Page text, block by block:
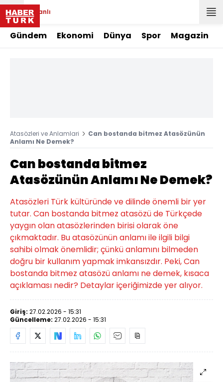
Canlı
Gündem Ekonomi Dünya Spor Magazin
Atasözleri ve Anlamlari
Can bostanda bitmez Atasözünün
Anlamı Ne Demek?
Can bostanda bitmez
Atasözünün Anlamı Ne Demek?
Atasözleri Türk kültüründe ve dilinde önemli bir yer
tutar. Can bostanda bitmez atasözü de Türkçede
yaygın olan atasözlerinden birisi olarak öne
çıkmaktadır. Bu atasözünün anlamı ile ilgili bilgi
sahibi olmak önemlidir; çünkü anlamını bilmeden
doğru bir kullanım yapmak imkansızdır. Peki, Can
bostanda bitmez atasözü anlamı ne demek, kısaca
açıklaması nedir? Detaylar içeriğimizde yer alıyor.
Giriş: 27.02.2026 - 15:31
Güncelleme: 27.02.2026 - 15:31